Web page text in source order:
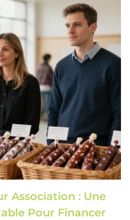
Association : Une
Pour Financer